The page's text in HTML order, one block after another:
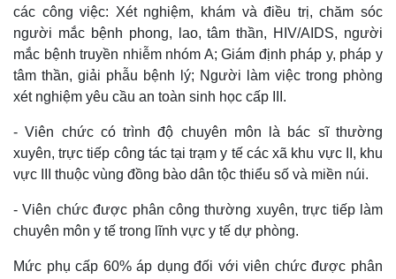
các công việc: Xét nghiệm, khám và điều trị, chăm sóc
người mắc bệnh phong, lao, tâm thần, HIV/AIDS, người
mắc bệnh truyền nhiễm nhóm A; Giám định pháp y, pháp y
tâm thần, giải phẫu bệnh lý; Người làm việc trong phòng
xét nghiệm yêu cầu an toàn sinh học cấp III.
- Viên chức có trình độ chuyên môn là bác sĩ thường
xuyên, trực tiếp công tác tại trạm y tế các xã khu vực II, khu
vực III thuộc vùng đồng bào dân tộc thiểu số và miền núi.
- Viên chức được phân công thường xuyên, trực tiếp làm
chuyên môn y tế trong lĩnh vực y tế dự phòng.
Mức phụ cấp 60% áp dụng đối với viên chức được phân